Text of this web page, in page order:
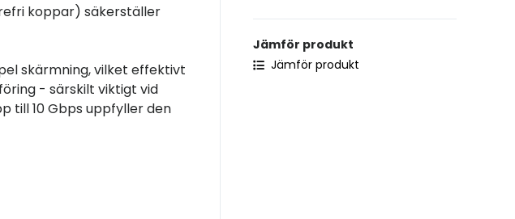
koppar) säkerställer
skärmning, vilket effektivt
- särskilt viktigt vid
till 10 Gbps uppfyller den
Jämför produkt
Jämför produkt